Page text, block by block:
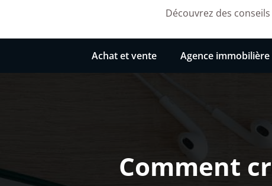
Découvrez des
Achat et vente Agence immobilière
Comment